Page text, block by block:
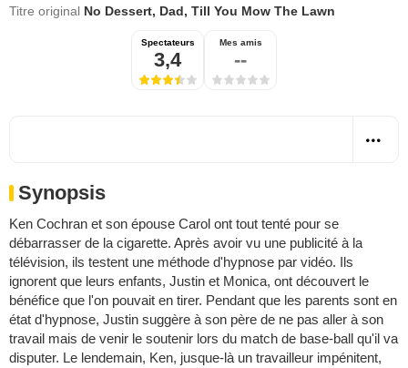
Titre original No Dessert, Dad, Till You Mow The Lawn
Spectateurs
3,4
Mes amis
--
Synopsis
Ken Cochran et son épouse Carol ont tout tenté pour se
débarrasser de la cigarette. Après avoir vu une publicité à la
télévision, ils testent une méthode d'hypnose par vidéo. Ils
ignorent que leurs enfants, Justin et Monica, ont découvert le
bénéfice que l'on pouvait en tirer. Pendant que les parents sont en
état d'hypnose, Justin suggère à son père de ne pas aller à son
travail mais de venir le soutenir lors du match de base-ball qu'il va
disputer. Le lendemain, Ken, jusque-là un travailleur impénitent,